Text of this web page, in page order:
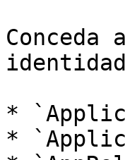
Conceda
*
*